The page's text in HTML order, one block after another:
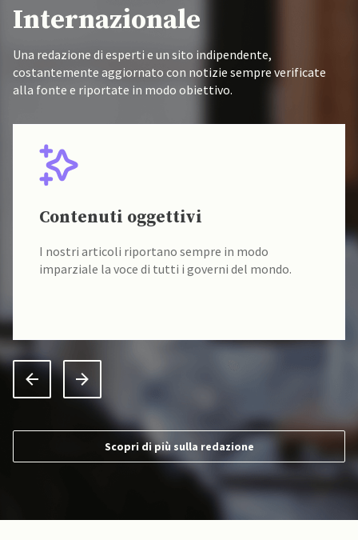
Internazionale
Una redazione di esperti e un sito indipendente,
costantemente aggiornato con notizie sempre verificate
alla fonte e riportate in modo obiettivo.
Contenuti oggettivi
I nostri articoli riportano sempre in modo
imparziale la voce di tutti i governi del mondo.
Scopri di più sulla redazione